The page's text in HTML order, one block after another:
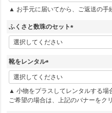
須
▲ お手元に届いてから、ご返送の手
ふくさと数珠のセット
(
必
靴をレンタル
(
必
須
)
▲ 小物をプラスしてレンタルする場
ご希望の場合は、上記のバナーをク